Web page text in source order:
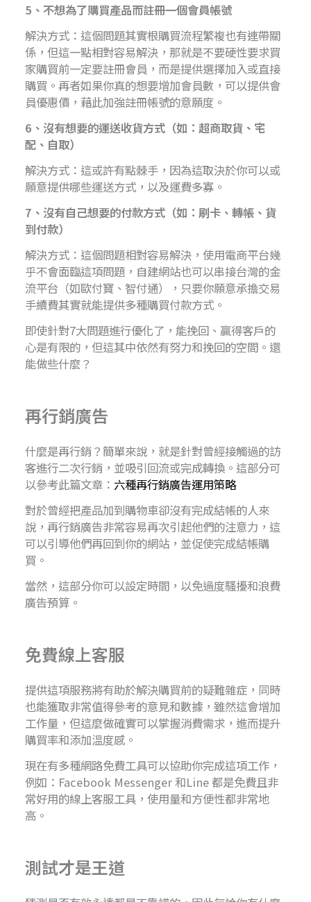
5、不想為了購買產品而註冊一個會員帳號
解決方式：這個問題其實根購買流程繁複也有連帶關
係，但這一點相對容易解決，那就是不要硬性要求買
家購買前一定要註冊會員，而是提供選擇加入或直接
購買。再者如果你真的想要增加會員數，可以提供會
員優惠價，藉此加強註冊帳號的意願度。
6、沒有想要的運送收貨方式（如：超商取貨、宅
配、自取）
解決方式：這或許有點棘手，因為這取決於你可以或
願意提供哪些運送方式，以及運費多寡。
7、沒有自己想要的付款方式（如：刷卡、轉帳、貨
到付款）
解決方式：這個問題相對容易解決，使用電商平台幾
乎不會面臨這項問題，自建網站也可以串接台灣的金
流平台（如歐付寶、智付通），只要你願意承擔交易
手續費其實就能提供多種購買付款方式。
即使針對7大問題進行優化了，能挽回、贏得客戶的
心是有限的，但這其中依然有努力和挽回的空間。還
能做些什麼？
再行銷廣告
什麼是再行銷？簡單來說，就是針對曾經接觸過的訪
客進行二次行銷，並吸引回流或完成轉換。這部分可
以參考此篇文章： 六種再行銷廣告運用策略
對於曾經把產品加到購物車卻沒有完成結帳的人來
說，再行銷廣告非常容易再次引起他們的注意力，這
可以引導他們再回到你的網站，並促使完成結帳購
買。
當然，這部分你可以設定時間，以免過度騷擾和浪費
廣告預算。
免費線上客服
提供這項服務將有助於解決購買前的疑難雜症，同時
也能獲取非常值得參考的意見和數據，雖然這會增加
工作量，但這麼做確實可以掌握消費需求，進而提升
購買率和添加溫度感。
現在有多種網路免費工具可以協助你完成這項工作，
例如：Facebook Messenger 和Line 都是免費且非
常好用的線上客服工具，使用量和方便性都非常地
高。
測試才是王道